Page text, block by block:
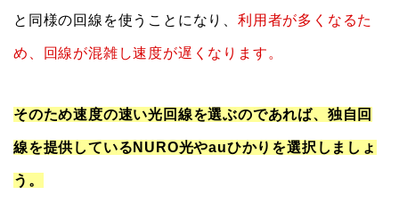
と同様の回線を使うことになり、 利用者が多くなるた
め、回線が混雑し速度が遅くなります。
そのため速度の速い光回線を選ぶのであれば、独自回
線を提供しているNURO光やauひかりを選択しましょ
う。